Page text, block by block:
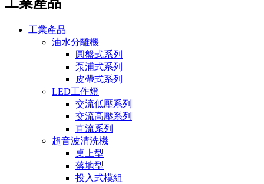
工業產品
油水分離機
圓盤式系列
泵浦式系列
皮帶式系列
LED工作燈
交流低壓系列
交流高壓系列
直流系列
超音波清洗機
桌上型
落地型
投入式模組